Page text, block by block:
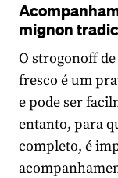
mignon
O strogonoff
fresco é um
e pode ser
entanto, para
completo, é